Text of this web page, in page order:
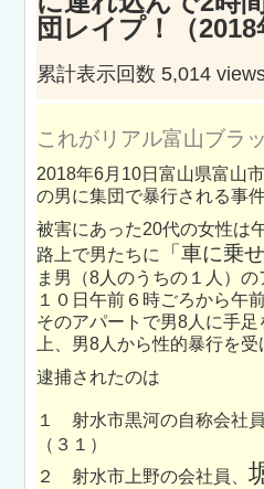
団レイプ！（2018
累計表示回数 5,014
これがリアル富山ブラ
2018年6月10日富山県富山
の男に集団で暴行される事
被害にあった20代の女性は
路上で男たちに
「車に乗
ま男（8人のうちの１人）の
１０日午前６時ごろから午
そのアパートで男8人に手
上、男8人から性的暴行を受
逮捕されたのは
１ 射水市黒河の自称会社
（３１）
２ 射水市上野の会社員、